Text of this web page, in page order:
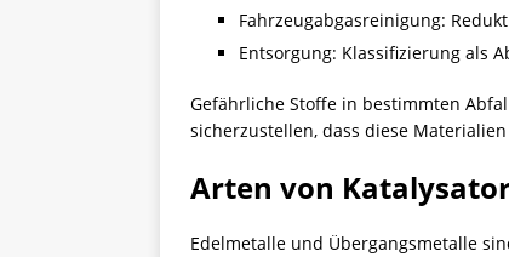
Fahrzeugabgasreinigung:
Entsorgung: Klassifizierung als
Gefährliche Stoffe in bestimmten
sicherzustellen, dass diese
Arten von
Edelmetalle und Übergangsmetalle